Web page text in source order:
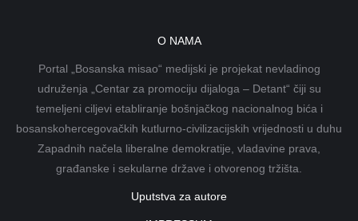
O NAMA
Portal „Bosanska misao“ medijski je projekat nevladinog
udruženja „Centar za promociju dijaloga – Detant“ čiji su
temeljeni ciljevi etabliranje bošnjačkog nacionalnog bića i
bosanskohercegovačkih kutlurno-civilizacijskih vrijednosti u duhu
Zapadnih načela liberalne demokratije, vladavine prava,
građanske i sekularne države i otvorenog tržišta.
Uputstva za autore